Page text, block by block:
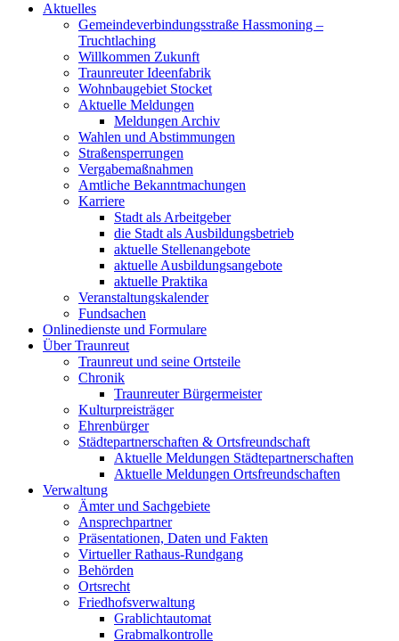
Aktuelles
Gemeindeverbindungsstraße Hassmoning –
Truchtlaching
Willkommen Zukunft
Traunreuter Ideenfabrik
Wohnbaugebiet Stocket
Aktuelle Meldungen
Meldungen Archiv
Wahlen und Abstimmungen
Straßensperrungen
Vergabemaßnahmen
Amtliche Bekanntmachungen
Karriere
Stadt als Arbeitgeber
die Stadt als Ausbildungsbetrieb
aktuelle Stellenangebote
aktuelle Ausbildungsangebote
aktuelle Praktika
Veranstaltungskalender
Fundsachen
Onlinedienste und Formulare
Über Traunreut
Traunreut und seine Ortsteile
Chronik
Traunreuter Bürgermeister
Kulturpreisträger
Ehrenbürger
Städtepartnerschaften & Ortsfreundschaft
Aktuelle Meldungen Städtepartnerschaften
Aktuelle Meldungen Ortsfreundschaften
Verwaltung
Ämter und Sachgebiete
Ansprechpartner
Präsentationen, Daten und Fakten
Virtueller Rathaus-Rundgang
Behörden
Ortsrecht
Friedhofsverwaltung
Grablichtautomat
Grabmalkontrolle